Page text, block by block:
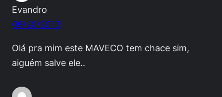
Evandro
09/20/2013
Olá pra mim este MAVECO tem chace sim,
aiguém salve ele..